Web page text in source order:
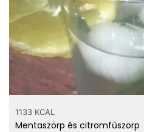
1133 KCAL
Mentaszörp és citromfűszörp